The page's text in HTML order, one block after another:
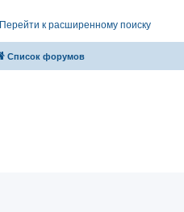
Перейти к расширенному поиску
Список форумов